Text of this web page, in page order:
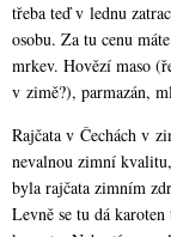
třeba teď v lednu
osobu. Za tu cenu
mrkev. Hovězí maso
v zimě?), parmazán,
Rajčata v Čechách v
nevalnou zimní
byla rajčata zimním
Levně se tu dá